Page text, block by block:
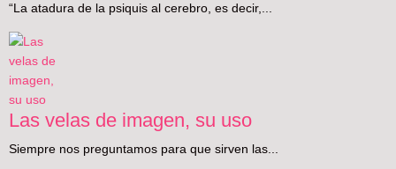
“La atadura de la psiquis al cerebro, es decir,...
Las velas de imagen, su uso
Siempre nos preguntamos para que sirven las...